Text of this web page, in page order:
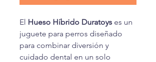
El Hueso Híbrido Duratoys es un
juguete para perros diseñado
para combinar diversión y
cuidado dental en un solo